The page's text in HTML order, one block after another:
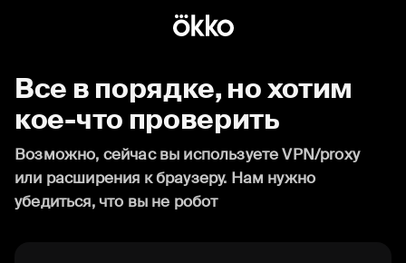
Все в порядке, но хотим
кое-что проверить
Возможно, сейчас вы используете VPN/proxy
или расширения к браузеру. Нам нужно
убедиться, что вы не робот